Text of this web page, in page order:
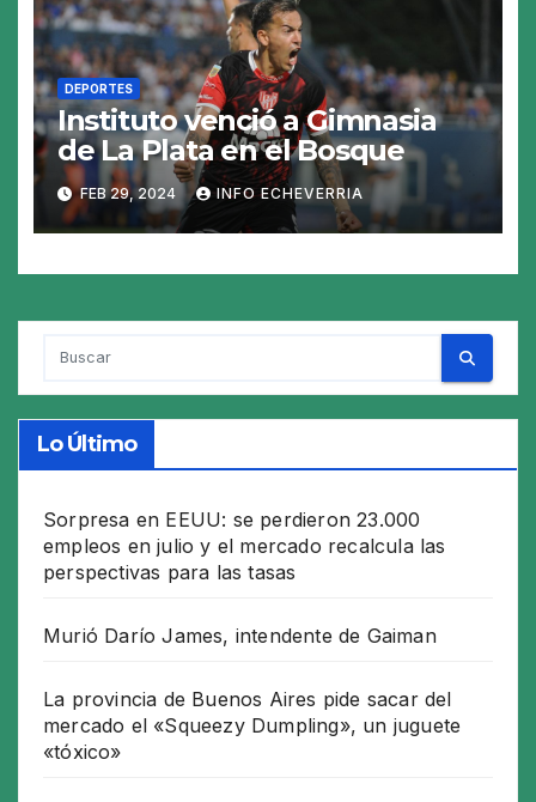
DEPORTES
Instituto venció a Gimnasia
de La Plata en el Bosque
FEB 29, 2024 INFO ECHEVERRIA
Lo Último
Sorpresa en EEUU: se perdieron 23.000
empleos en julio y el mercado recalcula las
perspectivas para las tasas
Murió Darío James, intendente de Gaiman
La provincia de Buenos Aires pide sacar del
mercado el «Squeezy Dumpling», un juguete
«tóxico»